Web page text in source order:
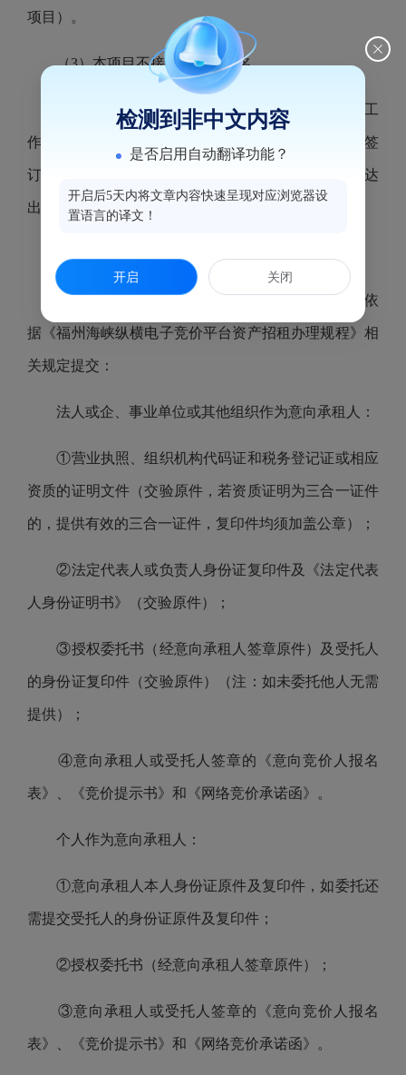
项目）。
（3）本项目不接受联合体报名。
（4）承租人应于竞价成交公告结束之日起五个工
作日内将竞价服务费汇达本中心指定账户、并于合同签
订之日起3日内将履约保证金及第一期租金等款项汇达
出租方指定账户。
14、意向承租人现场资格审核应提供的竞价材料依
据《福州海峡纵横电子竞价平台资产招租办理规程》相
关规定提交：
法人或企、事业单位或其他组织作为意向承租人：
①营业执照、组织机构代码证和税务登记证或相应
资质的证明文件（交验原件，若资质证明为三合一证件
的，提供有效的三合一证件，复印件均须加盖公章）；
②法定代表人或负责人身份证复印件及《法定代表
人身份证明书》（交验原件）；
③授权委托书（经意向承租人签章原件）及受托人
的身份证复印件（交验原件）（注：如未委托他人无需
提供）；
④意向承租人或受托人签章的《意向竞价人报名
表》、《竞价提示书》和《网络竞价承诺函》。
个人作为意向承租人：
①意向承租人本人身份证原件及复印件，如委托还
需提交受托人的身份证原件及复印件；
②授权委托书（经意向承租人签章原件）；
③意向承租人或受托人签章的《意向竞价人报名
表》、《竞价提示书》和《网络竞价承诺函》。
检测到非中文内容
是否启用自动翻译功能？
开启后5天内将文章内容快速呈现对应浏览器设
置语言的译文！
开启 关闭